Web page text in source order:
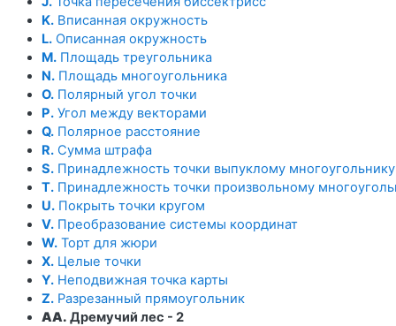
K. Вписанная окружность
L. Описанная окружность
M. Площадь треугольника
N. Площадь многоугольника
O. Полярный угол точки
P. Угол между векторами
Q. Полярное расстояние
R. Сумма штрафа
S. Принадлежность точки выпуклому многоугольнику
T. Принадлежность точки произвольному
U. Покрыть точки кругом
V. Преобразование системы координат
W. Торт для жюри
X. Целые точки
Y. Неподвижная точка карты
Z. Разрезанный прямоугольник
AA. Дремучий лес - 2